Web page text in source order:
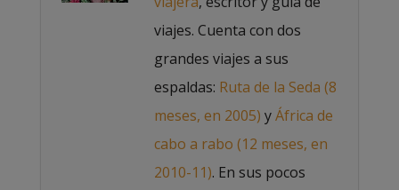
viajes. Cuenta con dos
grandes viajes a sus
espaldas: Ruta de la Seda (8
meses, en 2005) yÁfrica de
cabo a rabo (12 meses, en
2010-11). En sus pocos